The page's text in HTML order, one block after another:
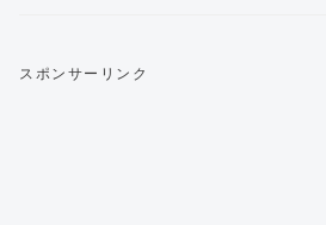
スポンサーリンク